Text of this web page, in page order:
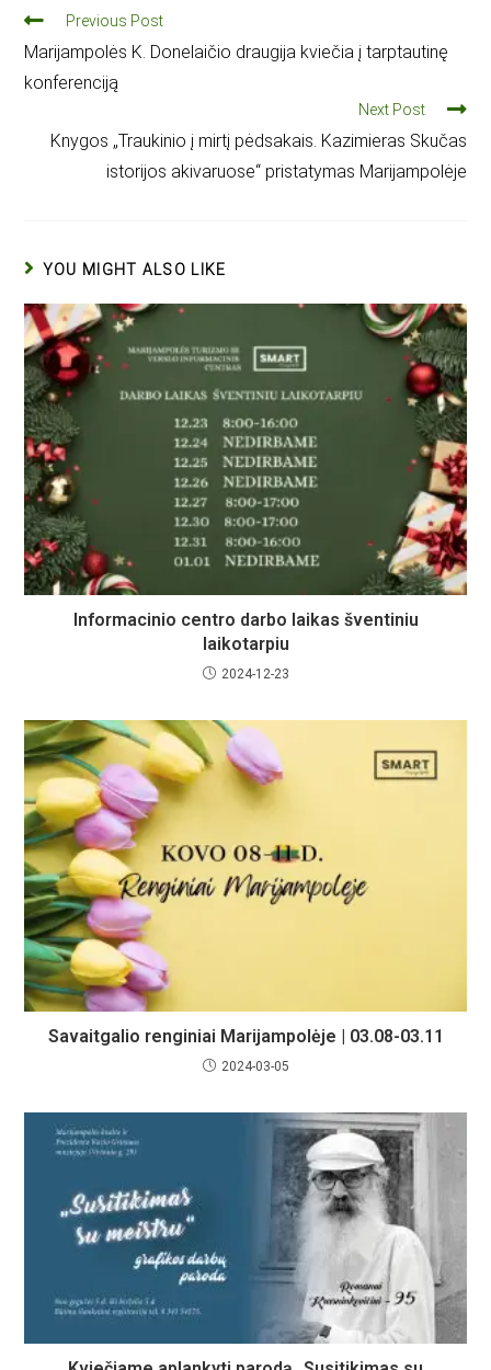
Previous Post
Marijampolės K. Donelaičio draugija kviečia į tarptautinę
konferenciją
Next Post
Knygos „Traukinio į mirtį pėdsakais. Kazimieras Skučas
istorijos akivaruose“ pristatymas Marijampolėje
YOU MIGHT ALSO LIKE
Informacinio centro darbo laikas šventiniu
laikotarpiu
2024-12-23
Savaitgalio renginiai Marijampolėje | 03.08-03.11
2024-03-05